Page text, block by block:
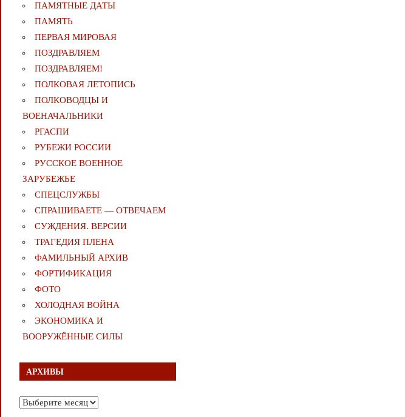
ПАМЯТНЫЕ ДАТЫ
ПАМЯТЬ
ПЕРВАЯ МИРОВАЯ
ПОЗДРАВЛЯЕМ
ПОЗДРАВЛЯЕМ!
ПОЛКОВАЯ ЛЕТОПИСЬ
ПОЛКОВОДЦЫ И
ВОЕНАЧАЛЬНИКИ
РГАСПИ
РУБЕЖИ РОССИИ
РУССКОЕ ВОЕННОЕ
ЗАРУБЕЖЬЕ
СПЕЦСЛУЖБЫ
СПРАШИВАЕТЕ — ОТВЕЧАЕМ
СУЖДЕНИЯ. ВЕРСИИ
ТРАГЕДИЯ ПЛЕНА
ФАМИЛЬНЫЙ АРХИВ
ФОРТИФИКАЦИЯ
ФОТО
ХОЛОДНАЯ ВОЙНА
ЭКОНОМИКА И
ВООРУЖЁННЫЕ СИЛЫ
АРХИВЫ
Архивы